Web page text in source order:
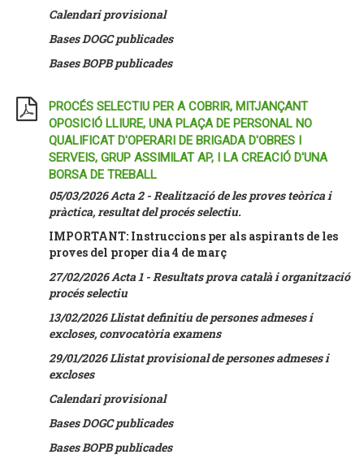
Calendari provisional
Bases DOGC publicades
Bases BOPB publicades
PROCÉS SELECTIU PER A COBRIR, MITJANÇANT
OPOSICIÓ LLIURE, UNA PLAÇA DE PERSONAL NO
QUALIFICAT D'OPERARI DE BRIGADA D'OBRES I
SERVEIS, GRUP ASSIMILAT AP, I LA CREACIÓ D'UNA
BORSA DE TREBALL
05/03/2026 Acta 2 - Realització de les proves teòrica i
pràctica, resultat del procés selectiu.
IMPORTANT: Instruccions per als aspirants de les
proves del proper dia 4 de març
27/02/2026 Acta 1 - Resultats prova català i organització
procés selectiu
13/02/2026 Llistat definitiu de persones admeses i
excloses, convocatòria examens
29/01/2026 Llistat provisional de persones admeses i
excloses
Calendari provisional
Bases DOGC publicades
Bases BOPB publicades